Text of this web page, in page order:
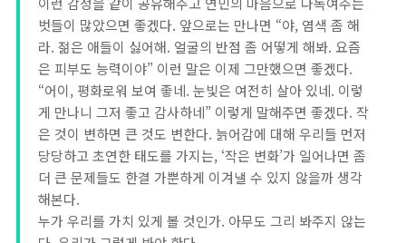
벗들이 많았으면 좋겠다. 앞으로는 만나면 “야, 염색 좀 해
라. 젊은 애들이 싫어해. 얼굴의 반점 좀 어떻게 해봐. 요즘
은 피부도 능력이야” 이런 말은 이제 그만했으면 좋겠다.
“어이, 평화로워 보여 좋네. 눈빛은 여전히 살아 있네. 이렇
게 만나니 그저 좋고 감사하네” 이렇게 말해주면 좋겠다. 작
은 것이 변하면 큰 것도 변한다. 늙어감에 대해 우리들 먼저
당당하고 초연한 태도를 가지는, ‘작은 변화’가 일어나면 좀
더 큰 문제들도 한결 가뿐하게 이겨낼 수 있지 않을까 생각
해본다.
누가 우리를 가치 있게 볼 것인가. 아무도 그리 봐주지 않는